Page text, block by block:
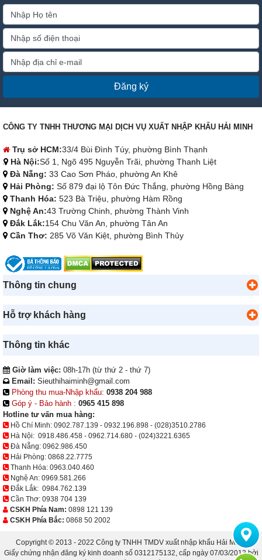
Đăng ký
CÔNG TY TNHH THƯƠNG MẠI DỊCH VỤ XUẤT NHẬP KHẨU HẢI MINH
Trụ sở HCM:33/4 Bùi Đình Túy, phường Bình Thạnh
Hà Nội:Số 1, Ngõ 495 Nguyễn Trãi, phường Thanh Liệt
Đà Nẵng: 33 Cao Sơn Pháo, phường An Khê
Hải Phòng: Số 879 đại lộ Tôn Đức Thắng, phường Hồng Bàng
Thanh Hóa: 523 Bà Triệu, phường Hàm Rồng
Nghệ An:43 Trường Chinh, phường Thành Vinh
Đắk Lắk:154 Chu Văn An, phường Tân An
Cần Thơ: 285 Võ Văn Kiệt, phường Bình Thủy
Thông tin chung
Hỗ trợ khách hàng
Thông tin khác
Giờ làm việc: 08h-17h (từ thứ 2 - thứ 7)
Email: Sieuthihaiminh@gmail.com
Phòng thu mua-Nhập khẩu: 0938 204 988
Góp ý - Bảo hành : 0965 415 898
Hotline tư vấn mua hàng:
Hồ Chí Minh: 0902.787.139 - 0932.196.898 - (028)3510.2786
Hà Nội: 0918.486.458 - 0962.714.680 - (024)3221.6365
Đà Nẵng: 0962.986.450
Hải Phòng: 0868.22.7775
Thanh Hóa: 0963.040.460
Nghệ An: 0969.581.266
Đắk Lắk: 0984.762.139
Cần Thơ: 0938 704 139
CSKH Phía Nam: 0898 121 139
CSKH Phía Bắc: 0868 50 2002
Copyright © 2013 - 2022 Công ty TNHH TMDV xuất nhập khẩu Hải Minh.
Giấy chứng nhận đăng ký kinh doanh số 0312175132, cấp ngày 07/03/2013 bởi